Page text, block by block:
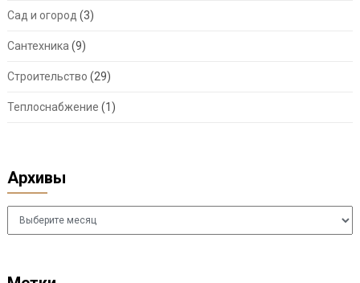
Сад и огород (3)
Сантехника (9)
Строительство (29)
Теплоснабжение (1)
Архивы
Архивы